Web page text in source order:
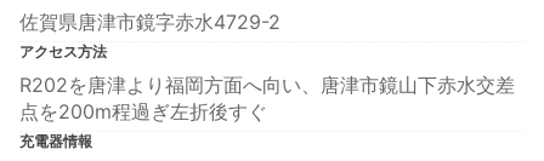
佐賀県唐津市鏡字赤水4729-2
アクセス方法
R202を唐津より福岡方面へ向い、唐津市鏡山下赤水交差
点を200m程過ぎ左折後すぐ
充電器情報